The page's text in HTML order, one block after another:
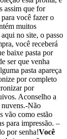
assim que for
você fazer o
muitos
no site, o passo
você receberá
baixe pasta por
ser que venha
pasta apareça
por completo
por
Aconselho a
Não
vão como estão
para impressão. –
por senha!Você